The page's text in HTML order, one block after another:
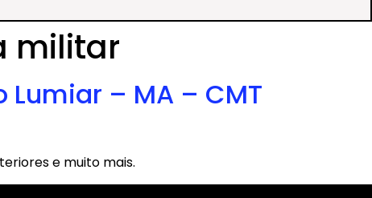
militar
– MA – CMT
e muito mais.